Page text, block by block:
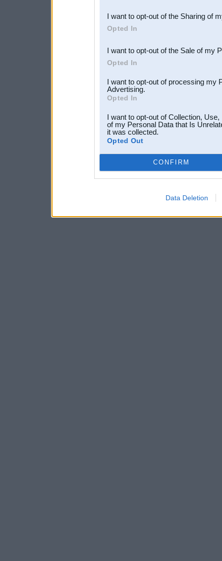
Downstream Participants
third parties.
I want to opt-out of the Sharing of
Opted In
I want to opt-out of the Sale of my
Opted In
I want to opt-out of processing my
Advertising.
Opted In
I want to opt-out of Collection,
of my Personal Data that Is
it was collected.
Opted Out
CONFIRM
Data Deletion